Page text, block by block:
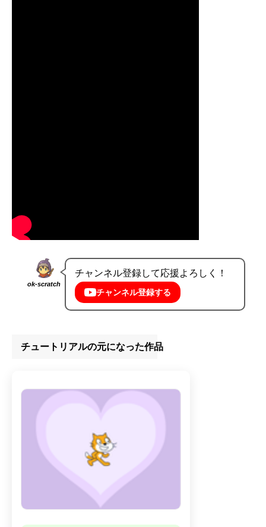
ok-scratch
チャンネル登録して応援よろしく！
チャンネル登録する
チュートリアルの元になった作品